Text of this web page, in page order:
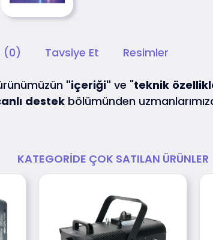
(0) Tavsiye Et Resimler
"içeriği" ve "teknik
destek bölümünden
KATEGORIDE ÇOK SATILAN ÜRÜNLER